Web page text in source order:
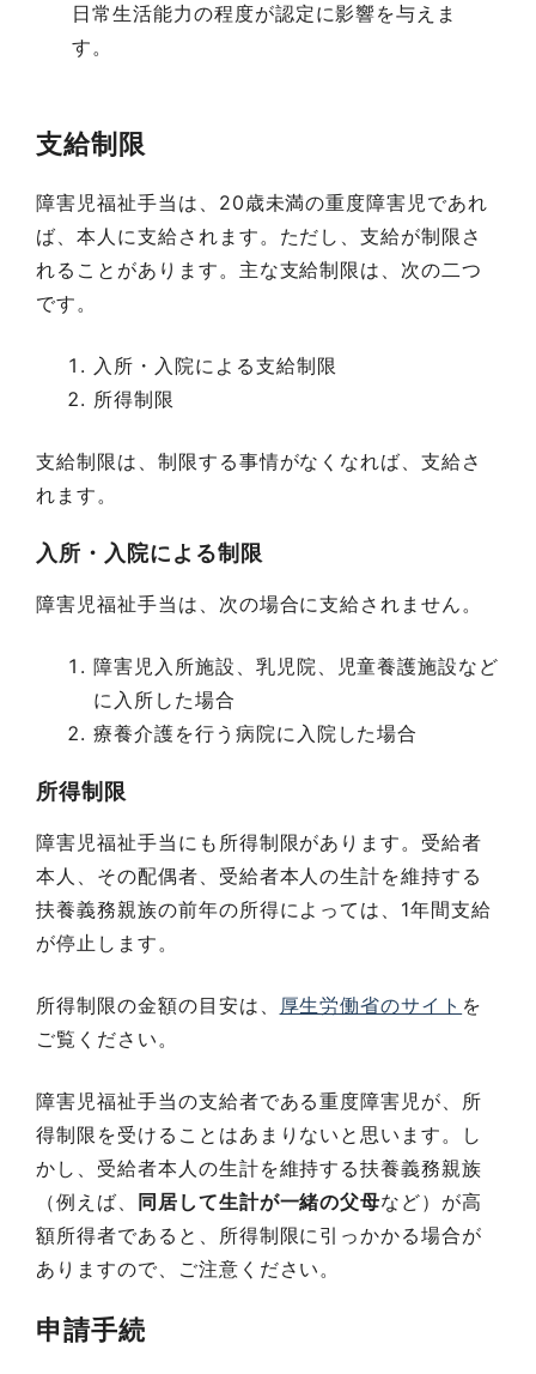
日常生活能力の程度が認定に影響を与えま
す。
支給制限
障害児福祉手当は、20歳未満の重度障害児であれ
ば、本人に支給されます。ただし、支給が制限さ
れることがあります。主な支給制限は、次の二つ
です。
入所・入院による支給制限
所得制限
支給制限は、制限する事情がなくなれば、支給さ
れます。
入所・入院による制限
障害児福祉手当は、次の場合に支給されません。
障害児入所施設、乳児院、児童養護施設など
に入所した場合
療養介護を行う病院に入院した場合
所得制限
障害児福祉手当にも所得制限があります。受給者
本人、その配偶者、受給者本人の生計を維持する
扶養義務親族の前年の所得によっては、1年間支給
が停止します。
所得制限の金額の目安は、 厚生労働省のサイト を
ご覧ください。
障害児福祉手当の支給者である重度障害児が、所
得制限を受けることはあまりないと思います。し
かし、受給者本人の生計を維持する扶養義務親族
（例えば、
同居して生計が一緒の父母など）が高
額所得者であると、所得制限に引っかかる場合が
ありますので、ご注意ください。
申請手続